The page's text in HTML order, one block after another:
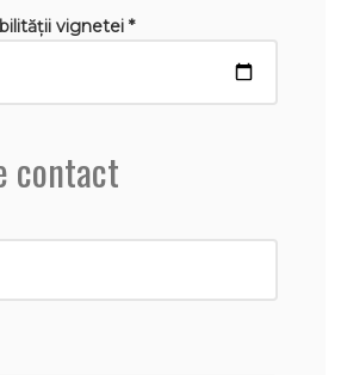
vignetei *
contact